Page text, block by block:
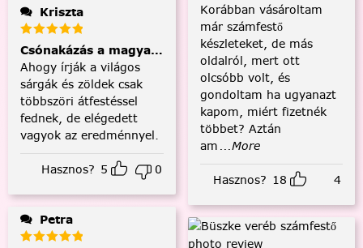
Kriszta
Csónakázás a magyar tengeren
Ahogy írják a világos
sárgák és zöldek csak
többszöri átfestéssel
fednek, de elégedett
vagyok az eredménnyel.
Hasznos? 5 0
Petra
Korábban vásároltam
már számfestő
készleteket, de más
oldalról, mert ott
olcsóbb volt, és
gondoltam ha ugyanazt
kapom, miért fizetnék
többet? Aztán
am ...More
Hasznos? 18 4